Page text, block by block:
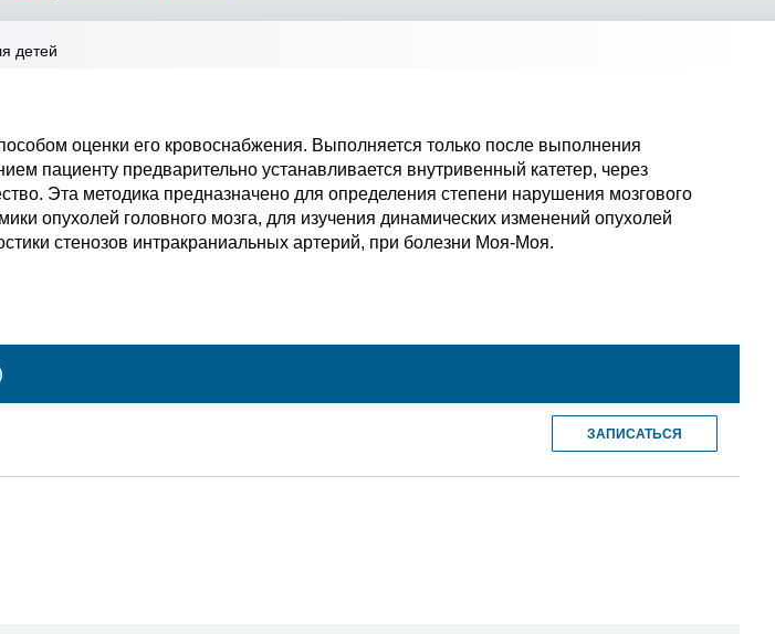
детей
оценки его кровоснабжения. Выполняется только после выполнения
пациенту предварительно устанавливается внутривенный катетер, через
Эта методика предназначено для определения степени нарушения мозгового
опухолей головного мозга, для изучения динамических изменений опухолей
стенозов интракраниальных артерий, при болезни Моя-Моя.
ЗАПИСАТЬСЯ